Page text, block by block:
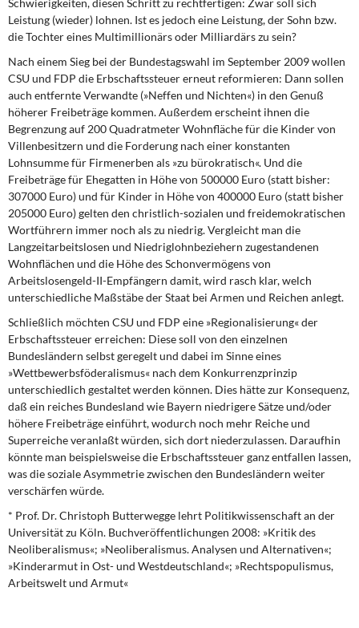
Schwierigkeiten, diesen Schritt zu rechtfertigen: Zwar soll sich
Leistung (wieder) lohnen. Ist es jedoch eine Leistung, der Sohn bzw.
die Tochter eines Multimillionärs oder Milliardärs zu sein?
Nach einem Sieg bei der Bundestagswahl im September 2009 wollen
CSU und FDP die Erbschaftssteuer erneut reformieren: Dann sollen
auch entfernte Verwandte (»Neffen und Nichten«) in den Genuß
höherer Freibeträge kommen. Außerdem erscheint ihnen die
Begrenzung auf 200 Quadratmeter Wohnfläche für die Kinder von
Villenbesitzern und die Forderung nach einer konstanten
Lohnsumme für Firmenerben als »zu bürokratisch«. Und die
Freibeträge für Ehegatten in Höhe von 500000 Euro (statt bisher:
307000 Euro) und für Kinder in Höhe von 400000 Euro (statt bisher
205000 Euro) gelten den christlich-sozialen und freidemokratischen
Wortführern immer noch als zu niedrig. Vergleicht man die
Langzeitarbeitslosen und Niedriglohnbeziehern zugestandenen
Wohnflächen und die Höhe des Schonvermögens von
Arbeitslosengeld-II-Empfängern damit, wird rasch klar, welch
unterschiedliche Maßstäbe der Staat bei Armen und Reichen anlegt.
Schließlich möchten CSU und FDP eine »Regionalisierung« der
Erbschaftssteuer erreichen: Diese soll von den einzelnen
Bundesländern selbst geregelt und dabei im Sinne eines
»Wettbewerbsföderalismus« nach dem Konkurrenzprinzip
unterschiedlich gestaltet werden können. Dies hätte zur Konsequenz,
daß ein reiches Bundesland wie Bayern niedrigere Sätze und/oder
höhere Freibeträge einführt, wodurch noch mehr Reiche und
Superreiche veranlaßt würden, sich dort niederzulassen. Daraufhin
könnte man beispielsweise die Erbschaftssteuer ganz entfallen lassen,
was die soziale Asymmetrie zwischen den Bundesländern weiter
verschärfen würde.
* Prof. Dr. Christoph Butterwegge lehrt Politikwissenschaft an der
Universität zu Köln. Buchveröffentlichungen 2008: »Kritik des
Neoliberalismus«; »Neoliberalismus. Analysen und Alternativen«;
»Kinderarmut in Ost- und Westdeutschland«; »Rechtspopulismus,
Arbeitswelt und Armut«